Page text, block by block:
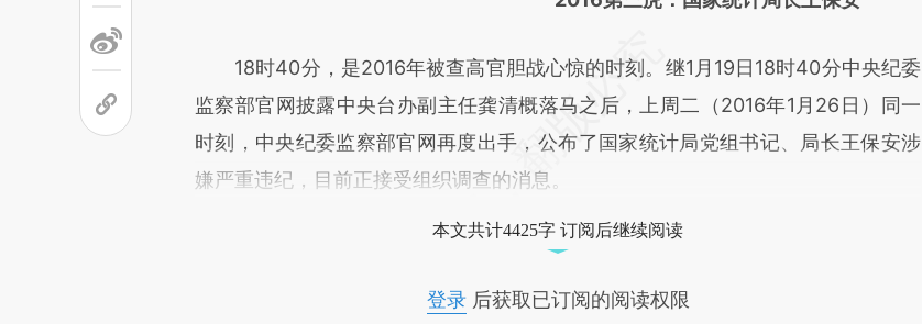
18时40分，是2016年被查高官胆战心惊的时刻。继1月19日18时40分中央纪委
监察部官网披露中央台办副主任龚清概落马之后，上周二（2016年1月26日）同一
时刻，中央纪委监察部官网再度出手，公布了国家统计局党组书记、局长王保安涉
嫌严重违纪，目前正接受组织调查的消息。
本文共计4425字 订阅后继续阅读
登录后获取已订阅的阅读权限